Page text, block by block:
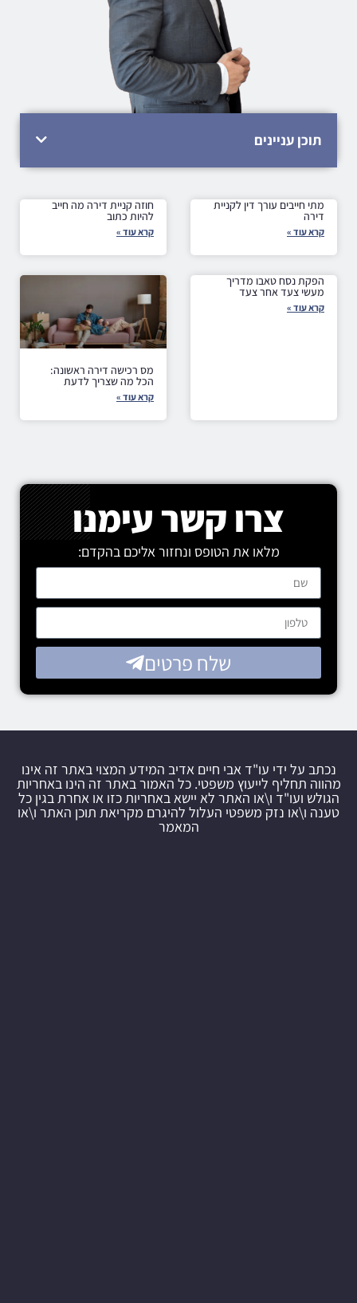
תוכן עניינים
מתי חייבים עורך דין לקניית
דירה
קרא עוד »
חוזה קניית דירה מה חייב
להיות כתוב
קרא עוד »
הפקת נסח טאבו מדריך
מעשי צעד אחר צעד
קרא עוד »
מס רכישה דירה ראשונה:
הכל מה שצריך לדעת
קרא עוד »
צרו קשר עימנו
מלאו את הטופס ונחזור אליכם בהקדם:
שלח פרטים
נכתב על ידי עו"ד אבי חיים אדיב המידע המצוי באתר זה אינו
מהווה תחליף לייעוץ משפטי. כל האמור באתר זה הינו באחריות
הגולש ועו"ד ו\או האתר לא יישא באחריות כזו או אחרת בגין כל
טענה ו\או נזק משפטי העלול להיגרם מקריאת תוכן האתר ו\או
המאמר